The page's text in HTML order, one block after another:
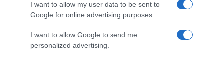
I want to allow my user data to be sent to
Google for online advertising purposes.
I want to allow Google to send me
personalized advertising.
Frasi film più lette
Incipit dei film
Film più cercati
Frasi sul cinema